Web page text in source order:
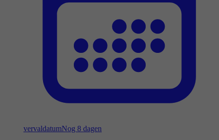
vervaldatumNog 8 dagen